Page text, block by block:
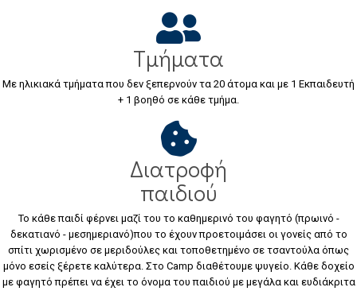
Τμήματα
Με ηλικιακά τμήματα που δεν ξεπερνούν τα 20 άτομα και με 1 Εκπαιδευτή
+ 1 βοηθό σε κάθε τμήμα.
Διατροφή
παιδιού
Το κάθε παιδί φέρνει μαζί του το καθημερινό του φαγητό (πρωινό -
δεκατιανό - μεσημεριανό)που το έχουν προετοιμάσει οι γονείς από το
σπίτι χωρισμένο σε μεριδούλες και τοποθετημένο σε τσαντούλα όπως
μόνο εσείς ξέρετε καλύτερα. Στο Camp διαθέτουμε ψυγείο. Κάθε δοχείο
με φαγητό πρέπει να έχει το όνομα του παιδιού με μεγάλα και ευδιάκριτα